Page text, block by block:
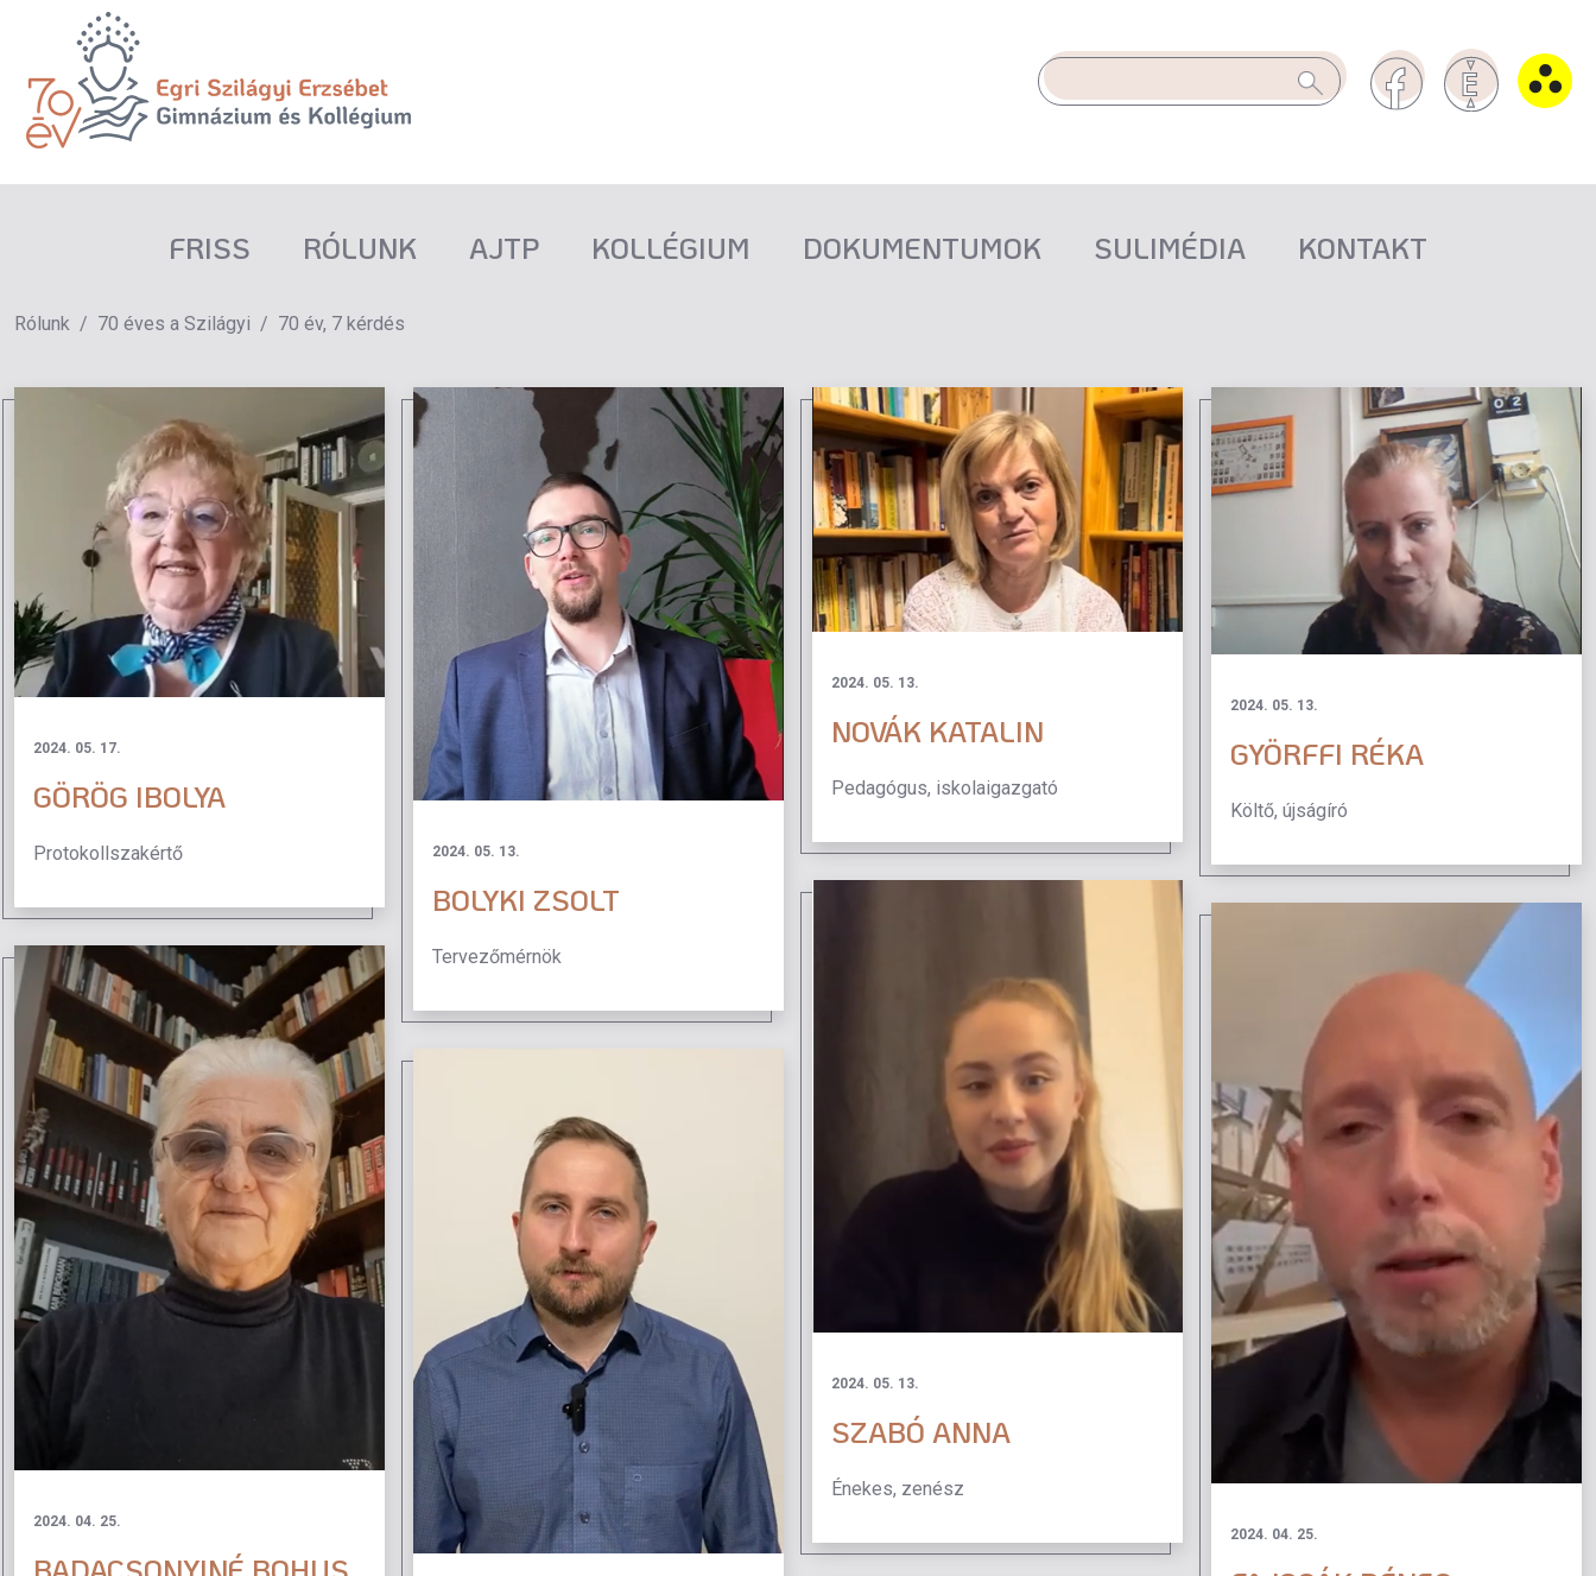
FRISS RÓLUNK AJTP KOLLÉGIUM DOKUMENTUMOK SULIMÉDIA KONTAKT
Rólunk 70 éves a Szilágyi 70 év, 7 kérdés
2024. 05. 17.
GÖRÖG IBOLYA
Protokollszakértő 2024. 05. 13.
BOLYKI ZSOLT
Tervezőmérnök
2024. 05. 13.
NOVÁK KATALIN
Pedagógus, iskolaigazgató
2024. 05. 13.
GYÖRFFI RÉKA
Költő, újságíró
2024. 05. 13.
SZABÓ ANNA
Énekes, zenész
2024. 04. 25.
2024. 04. 25.